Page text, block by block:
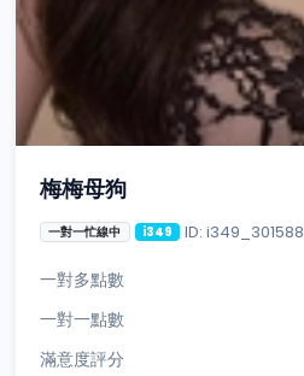
梅梅母狗
一對一忙線中 i349 ID: i349_301588
一對多點數
一對一點數
滿意度評分